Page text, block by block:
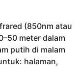
(850nm atau
meter dalam
putih di malam
halaman,